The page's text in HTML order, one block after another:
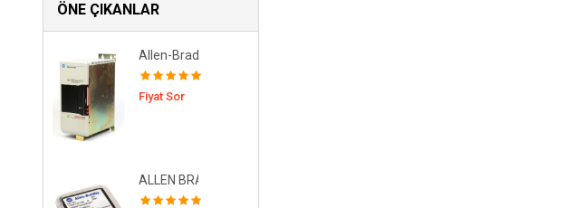
ÖNE ÇIKANLAR
Allen-Bradley 1394-AM07 Axis Module 530/680VDC Input Voltage 7.5A 4/5kW
Fiyat Sor
ALLEN BRADLEY-1784-CF128 G/Ç Modülü